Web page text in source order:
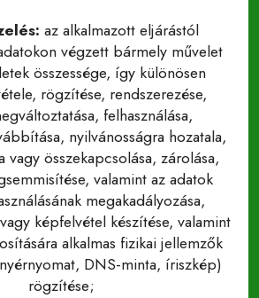
az alkalmazott eljárástól
végzett bármely művelet
összessége, így különösen
rögzítése, rendszerezése,
felhasználása,
nyilvánosságra hozatala,
vagy összekapcsolása, zárolása,
valamint az adatok
megakadályozása,
képfelvétel készítése, valamint
alkalmas fizikai jellemzők
DNS-minta, íriszkép)
rögzítése;